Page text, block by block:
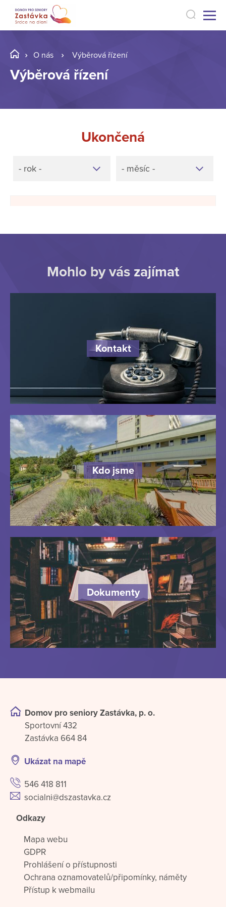
O nás Výběrová řízení
Výběrová řízení
Ukončená
- rok - - měsíc -
Mohlo by vás zajímat
Kontakt
Kdo jsme
Dokumenty
Domov pro seniory Zastávka, p. o.
Sportovní 432
Zastávka 664 84
Ukázat na mapě
546 418 811
socialni@dszastavka.cz
Odkazy
Mapa webu
GDPR
Prohlášení o přístupnosti
Ochrana oznamovatelů/připomínky, náměty
Přístup k webmailu